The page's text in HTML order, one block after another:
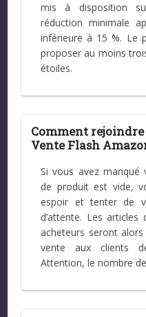
mis à disposition
réduction minimale
inférieure à 15 %. Le
proposer au moins
étoiles.
Comment
Vente Flash
Si vous avez
de produit est vide,
espoir et tenter de
d’attente. Les articles
acheteurs seront
vente aux clients
Attention, le nombre